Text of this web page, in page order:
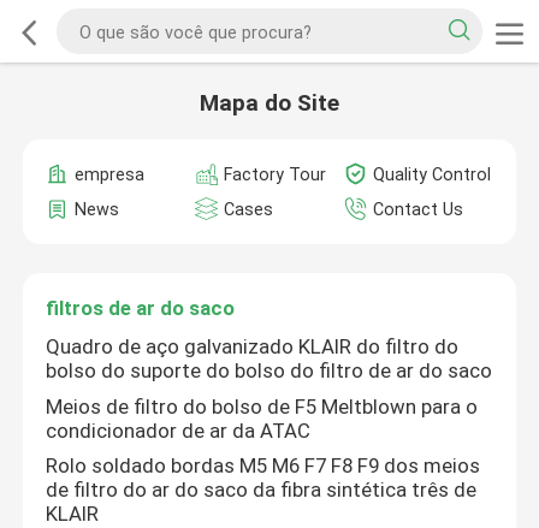
Mapa do Site
empresa Factory Tour
Quality Control
News
Cases Contact Us
filtros de ar do saco
Quadro de aço galvanizado KLAIR do filtro do
bolso do suporte do bolso do filtro de ar do saco
Meios de filtro do bolso de F5 Meltblown para o
condicionador de ar da ATAC
Rolo soldado bordas M5 M6 F7 F8 F9 dos meios
de filtro do ar do saco da fibra sintética três de
KLAIR